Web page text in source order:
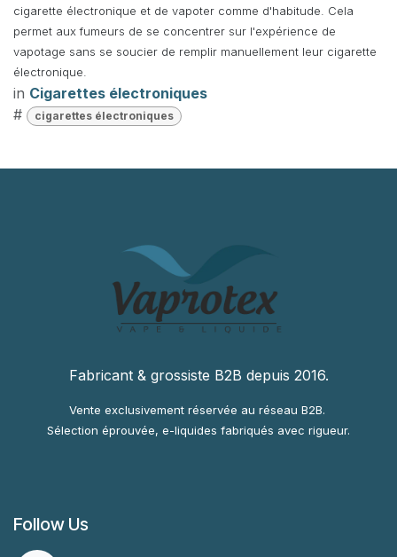
cigarette électronique et de vapoter comme d'habitude. Cela
permet aux fumeurs de se concentrer sur l'expérience de
vapotage sans se soucier de remplir manuellement leur cigarette
électronique.
in Cigarettes électroniques
#
cigarettes électroniques
Fabricant & grossiste B2B depuis 2016.
Vente exclusivement réservée au réseau B2B.
Sélection éprouvée, e-liquides fabriqués avec rigueur.
Follow Us